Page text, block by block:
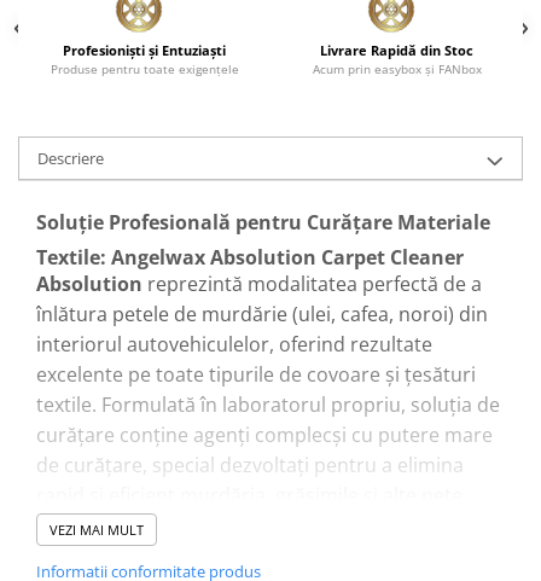
Profesionişti şi Entuziaşti
Produse pentru toate exigenţele
Livrare Rapidă din Stoc
Acum prin easybox şi FANbox
Descriere
Soluție Profesională pentru Curăţare Materiale
Textile: Angelwax Absolution Carpet Cleaner
Absolution reprezintă modalitatea perfectă de a
înlătura petele de murdărie (ulei, cafea, noroi) din
interiorul autovehiculelor, oferind rezultate
excelente pe toate tipurile de covoare și țesături
textile. Formulată în laboratorul propriu, soluția de
curățare conține agenți complecși cu putere mare
de curățare, special dezvoltați pentru a elimina
greu de îndepărtat. Rezultatul final este un interior
VEZI MAI MULT
Informatii conformitate produs